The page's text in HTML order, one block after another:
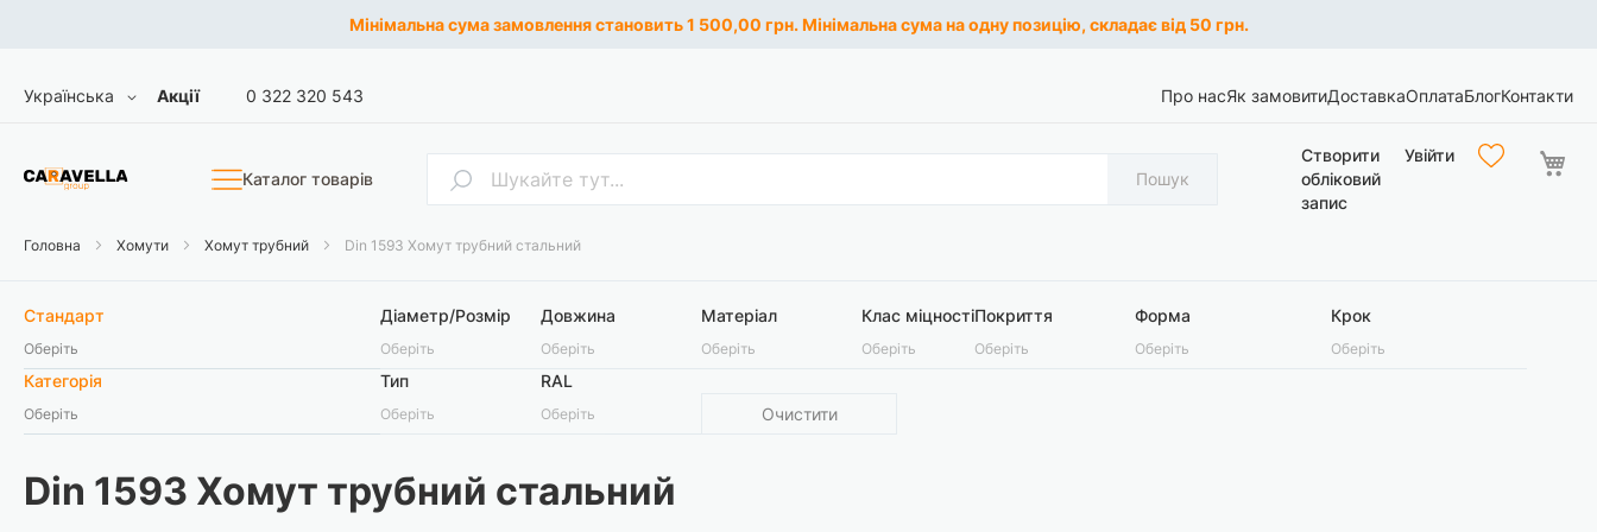
Мінімальна сума замовлення становить 1 500,00 грн. Мінімальна сума на одну позицію, складає від 50 грн.
Skip
Мова
Українська Акції 0 322 320 543 Про насЯк замовитиДоставкаОплатаБлогКонтакти
Каталог товарів Пошук Пошук
Створити
обліковий
запис
Увійти
Головна Хомути Хомут трубний Din 1593 Хомут трубний стальний
Стандарт
Оберіть
Категорія
Оберіть
Діаметр/Розмір
Оберіть
Довжина
Оберіть
Матеріал
Оберіть
Клас міцності
Оберіть
Покриття
Оберіть
Форма
Оберіть
Крок
Оберіть
Тип
Оберіть
RAL
Оберіть Очистити
Din 1593 Хомут трубний стальний